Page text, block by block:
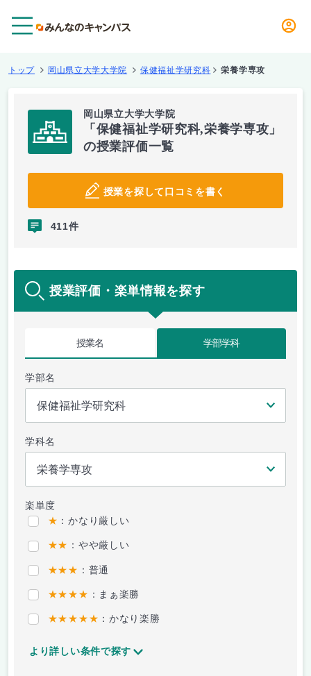
トップ 岡山県立大学大学院 保健福祉学研究科 栄養学専攻
岡山県立大学大学院
「保健福祉学研究科,栄養学専攻」
の授業評価一覧
授業を探して口コミを書く
411件
授業評価・楽単情報を探す
授業名 学部学科
学部名
学科名
楽単度
★ ：かなり厳しい
★★ ：やや厳しい
★★★ ：普通
★★★★ ：まぁ楽勝
★★★★★ ：かなり楽勝
より詳しい条件で探す